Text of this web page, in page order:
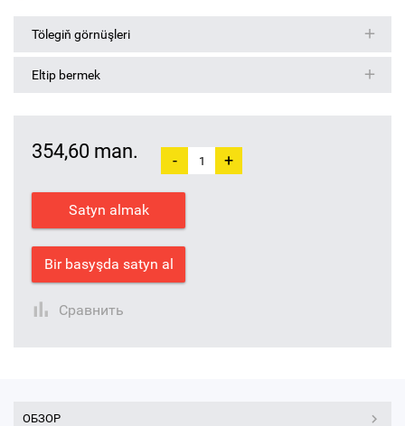
Tölegiň görnüşleri
Eltip bermek
354,60 man. - +
Satyn almak
Bir basyşda satyn al
Сравнить
ОБЗОР